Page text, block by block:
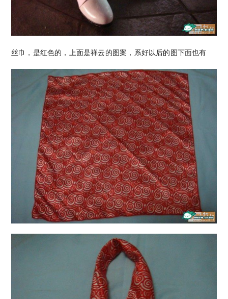
丝巾，是红色的，上面是祥云的图案，系好以后的图下面也有